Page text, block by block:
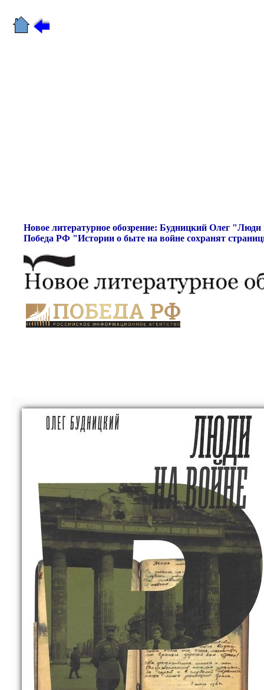
Новое литературное обозрение: Будницкий Олег "Люди
Победа РФ "Истории о быте на войне сохранят